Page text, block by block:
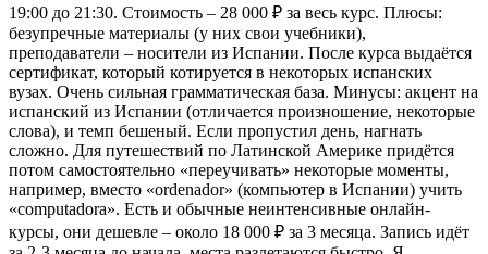
19:00 до 21:30. Стоимость – 28 000 ₽ за весь курс. Плюсы:
безупречные материалы (у них свои учебники),
преподаватели – носители из Испании. После курса выдаётся
сертификат, который котируется в некоторых испанских
вузах. Очень сильная грамматическая база. Минусы: акцент на
испанский из Испании (отличается произношение, некоторые
слова), и темп бешеный. Если пропустил день, нагнать
сложно. Для путешествий по Латинской Америке придётся
потом самостоятельно «переучивать» некоторые моменты,
например, вместо «ordenador» (компьютер в Испании) учить
«computadora». Есть и обычные неинтенсивные онлайн-
курсы, они дешевле – около 18 000 ₽ за 3 месяца. Запись идёт